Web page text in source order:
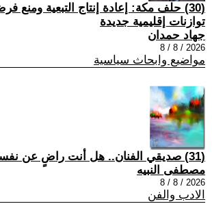
(30) حلف مكة: إعادة إنتاج التبعية ومنع
توازنات إقليمية جديدة
جهاد حمدان
2026 / 8 / 8
مواضيع وابحاث سياسية
(31) صديقي الفنان.. هل أنت راضٍ عن نفسك؟
مصطفى النبيه
2026 / 8 / 8
الادب والفن